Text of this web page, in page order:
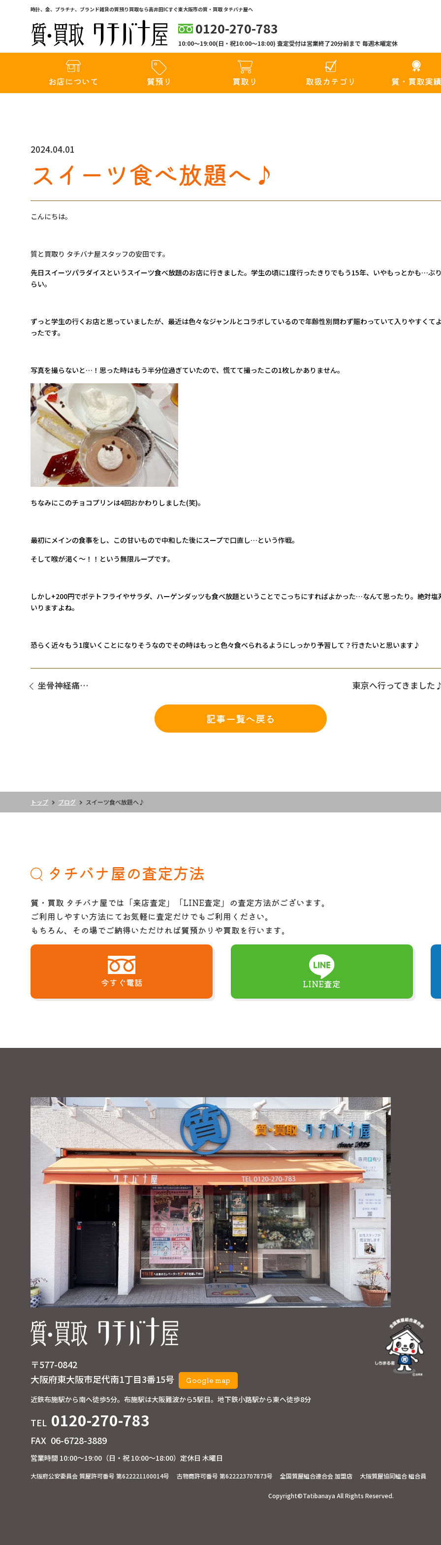
時計、金、プラチナ、ブランド雑貨の質預り買取なら高井田ICすぐ東大阪市の質・買取 タチバナ屋へ
0120-270-783
10:00〜19:00(日・祝10:00〜18:00) 査定受付は営業終了20分前まで 毎週木曜定休
お店について 質預り 買取り 取扱カテゴリ 質・買取実
2024.04.01
スイーツ食べ放題へ♪
こんにちは。
質と買取り タチバナ屋スタッフの安田です。
先日スイーツパラダイスというスイーツ食べ放題のお店に行きました。学生の頃に1度行ったきりでもう15年、いやもっとかも…ぶ
らい。
ずっと学生の行くお店と思っていましたが、最近は色々なジャンルとコラボしているので年齢性別問わず賑わっていて入りやすくて
ったです。
写真を撮らないと…！思った時はもう半分位過ぎていたので、慌てて撮ったこの1枚しかありません。
ちなみにこのチョコプリンは4回おかわりしました(笑)。
最初にメインの食事をし、この甘いもので中和した後にスープで口直し…という作戦。
そして喉が渇く～！！という無限ループです。
しかし+200円でポテトフライやサラダ、ハーゲンダッツも食べ放題ということでこっちにすればよかった…なんて思ったり。絶対塩
いりますよね。
恐らく近々もう1度いくことになりそうなのでその時はもっと色々食べられるようにしっかり予習して？行きたいと思います♪
坐骨神経痛… 東京へ行ってきました
記事一覧へ戻る
トップ ブログ スイーツ食べ放題へ♪
タチバナ屋の査定方法
質・買取 タチバナ屋では「来店査定」「LINE査定」の査定方法がございます。
ご利用しやすい方法にてお気軽に査定だけでもご利用ください。
もちろん、その場でご納得いただければ質預かりや買取を行います。
今すぐ電話 LINE査定
〒577-0842
大阪府東大阪市足代南1丁目3番15号
Google map
近鉄布施駅から南へ徒歩5分。 布施駅は大阪難波から5駅目。地下鉄小路駅から東へ徒歩8分
TEL 0120-270-783
FAX 06-6728-3889
営業時間 10:00～19:00 （日・祝 10:00～18:00） 定休日 木曜日
大阪府公安委員会 質屋許可番号 第622221100014号 古物商許可番号 第622223707873号 全国質屋組合連合会 加盟店 大阪質屋協同組合 組合員
Copyright©Tatibanaya All Rights Reserved.